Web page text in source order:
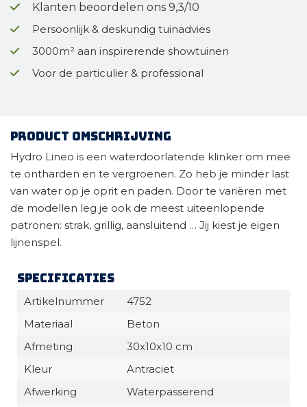
Klanten beoordelen ons 9,3/10
Persoonlijk & deskundig tuinadvies
3000m² aan inspirerende showtuinen
Voor de particulier & professional
Product omschrijving
Hydro Lineo is een waterdoorlatende klinker om mee
te ontharden en te vergroenen. Zo heb je minder last
van water op je oprit en paden. Door te variëren met
de modellen leg je ook de meest uiteenlopende
patronen: strak, grillig, aansluitend … Jij kiest je eigen
lijnenspel.
Specificaties
Artikelnummer
4752
Materiaal
Beton
Afmeting
30x10x10 cm
Kleur
Antraciet
Afwerking
Waterpasserend